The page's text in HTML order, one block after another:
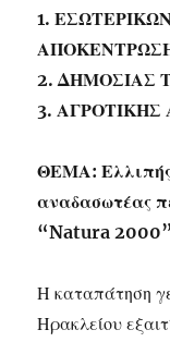
1.
2. ΔΗΜΟΣΙΑΣ
3.
ΘΕΜΑ: Ελλιπής
αναδασωτέας
“Natura
Η καταπάτηση
Ηρακλείου